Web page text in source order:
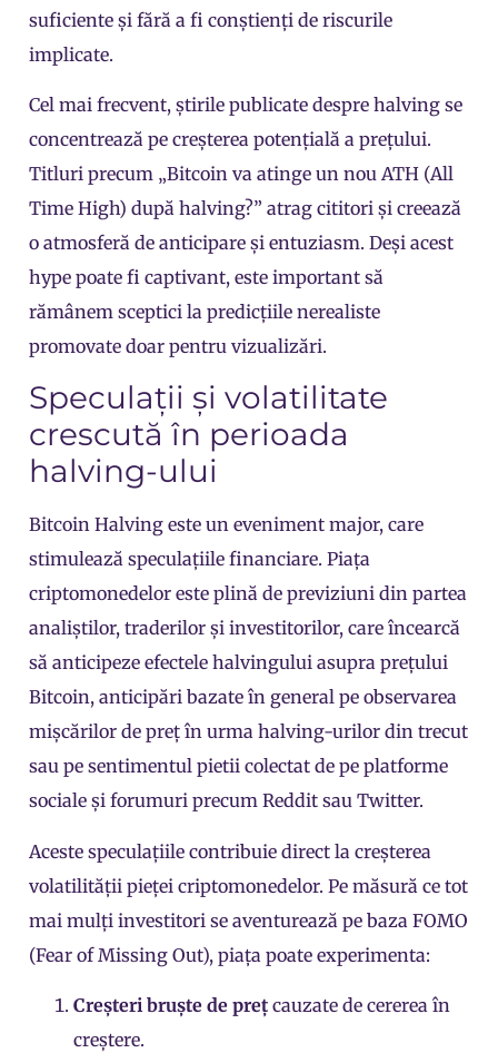
suficiente și fără a fi conștienți de riscurile
implicate.
Cel mai frecvent, știrile publicate despre halving se
concentrează pe creșterea potențială a prețului.
Titluri precum „Bitcoin va atinge un nou ATH (All
Time High) după halving?” atrag cititori și creează
o atmosferă de anticipare și entuziasm. Deși acest
hype poate fi captivant, este important să
rămânem sceptici la predicțiile nerealiste
promovate doar pentru vizualizări.
Speculații și volatilitate
crescută în perioada
halving-ului
Bitcoin Halving este un eveniment major, care
stimulează speculațiile financiare. Piața
criptomonedelor este plină de previziuni din partea
analiștilor, traderilor și investitorilor, care încearcă
să anticipeze efectele halvingului asupra prețului
Bitcoin, anticipări bazate în general pe observarea
mișcărilor de preț în urma halving-urilor din trecut
sau pe sentimentul pietii colectat de pe platforme
sociale și forumuri precum Reddit sau Twitter.
Aceste speculațiile contribuie direct la creșterea
volatilității pieței criptomonedelor. Pe măsură ce tot
mai mulți investitori se aventurează pe baza FOMO
(Fear of Missing Out), piața poate experimenta:
Creșteri bruște de preț cauzate de cererea în
creștere.